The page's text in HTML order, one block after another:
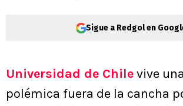
Sigue a Redgol en
Universidad de Chilevive
polémica fuera de la cancha